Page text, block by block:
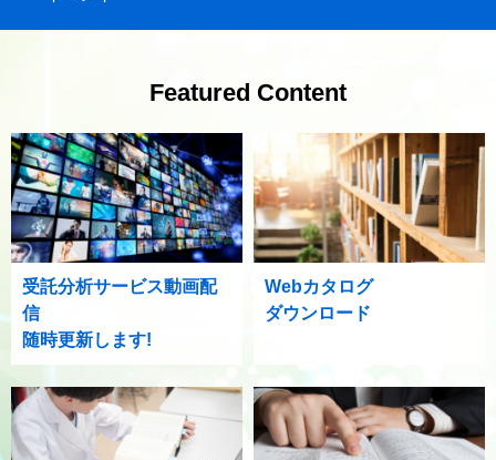
Featured Content
受託分析サービス動画配
信
随時更新します!
Webカタログ
ダウンロード